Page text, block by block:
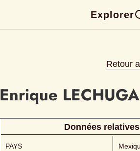
Explorer
Retour
Enrique LECHUGA
Données
PAYS